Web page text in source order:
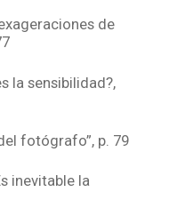
de
la sensibilidad?,
fotógrafo”, p. 79
inevitable la